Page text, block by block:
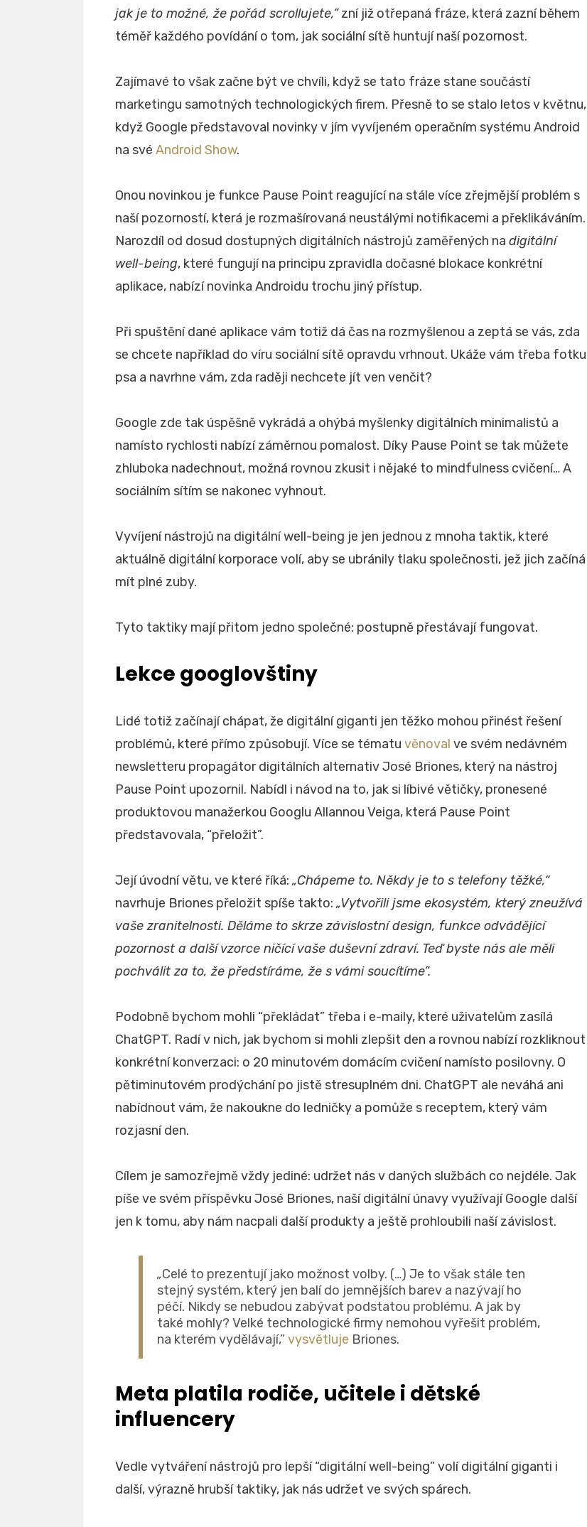
jak je to možné, že pořád scrollujete,”zní již otřepaná fráze, která zazní během
téměř každého povídání o tom, jak sociální sítě huntují naší pozornost.
Zajímavé to však začne být ve chvíli, když se tato fráze stane součástí
marketingu samotných technologických firem. Přesně to se stalo letos v květnu,
když Google představoval novinky v jím vyvíjeném operačním systému Android
na své Android Show.
Onou novinkou je funkce Pause Point reagující na stále více zřejmější problém s
naší pozorností, která je rozmašírovaná neustálými notifikacemi a překlikáváním.
Narozdíl od dosud dostupných digitálních nástrojů zaměřených na digitální
well-being, které fungují na principu zpravidla dočasné blokace konkrétní
aplikace, nabízí novinka Androidu trochu jiný přístup.
Při spuštění dané aplikace vám totiž dá čas na rozmyšlenou a zeptá se vás, zda
se chcete například do víru sociální sítě opravdu vrhnout. Ukáže vám třeba fotku
psa a navrhne vám, zda raději nechcete jít ven venčit?
Google zde tak úspěšně vykrádá a ohýbá myšlenky digitálních minimalistů a
namísto rychlosti nabízí záměrnou pomalost. Díky Pause Point se tak můžete
zhluboka nadechnout, možná rovnou zkusit i nějaké to mindfulness cvičení… A
sociálním sítím se nakonec vyhnout.
Vyvíjení nástrojů na digitální well-being je jen jednou z mnoha taktik, které
aktuálně digitální korporace volí, aby se ubránily tlaku společnosti, jež jich začíná
mít plné zuby.
Tyto taktiky mají přitom jedno společné: postupně přestávají fungovat.
Lekce googlovštiny
Lidé totiž začínají chápat, že digitální giganti jen těžko mohou přinést řešení
problémů, které přímo způsobují. Více se tématu věnoval ve svém nedávném
newsletteru propagátor digitálních alternativ José Briones, který na nástroj
Pause Point upozornil. Nabídl i návod na to, jak si líbivé větičky, pronesené
produktovou manažerkou Googlu Allannou Veiga, která Pause Point
představovala, “přeložit”.
Její úvodní větu, ve které říká: „Chápeme to. Někdy je to s telefony těžké,“
navrhuje Briones přeložit spíše takto: „Vytvořili jsme ekosystém, který zneužívá
vaše zranitelnosti. Děláme to skrze závislostní design, funkce odvádějící
pozornost a další vzorce ničící vaše duševní zdraví. Teď byste nás ale měli
pochválit za to, že předstíráme, že s vámi soucítíme”.
Podobně bychom mohli “překládat” třeba i e-maily, které uživatelům zasílá
ChatGPT. Radí v nich, jak bychom si mohli zlepšit den a rovnou nabízí rozkliknout
konkrétní konverzaci: o 20 minutovém domácím cvičení namísto posilovny. O
pětiminutovém prodýchání po jistě stresuplném dni. ChatGPT ale neváhá ani
nabídnout vám, že nakoukne do ledničky a pomůže s receptem, který vám
rozjasní den.
Cílem je samozřejmě vždy jediné: udržet nás v daných službách co nejdéle. Jak
píše ve svém příspěvku José Briones, naší digitální únavy využívají Google další
jen k tomu, aby nám nacpali další produkty a ještě prohloubili naší závislost.
„Celé to prezentují jako možnost volby. (…) Je to však stále ten
stejný systém, který jen balí do jemnějších barev a nazývají ho
péčí. Nikdy se nebudou zabývat podstatou problému. A jak by
také mohly? Velké technologické firmy nemohou vyřešit problém,
na kterém vydělávají,”vysvětluje Briones.
Meta platila rodiče, učitele i dětské
influencery
Vedle vytváření nástrojů pro lepší “digitální well-being” volí digitální giganti i
další, výrazně hrubší taktiky, jak nás udržet ve svých spárech.